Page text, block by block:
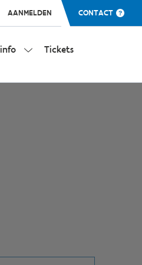
AANMELDEN CONTACT
Tickets